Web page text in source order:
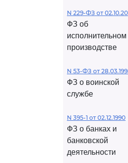
N 229-ФЗ от
ФЗ об
исполнительном
производстве
N 53-ФЗ от
ФЗ о воинской
службе
N 395-1 от 02.12.1990
ФЗ о банках и
банковской
деятельности